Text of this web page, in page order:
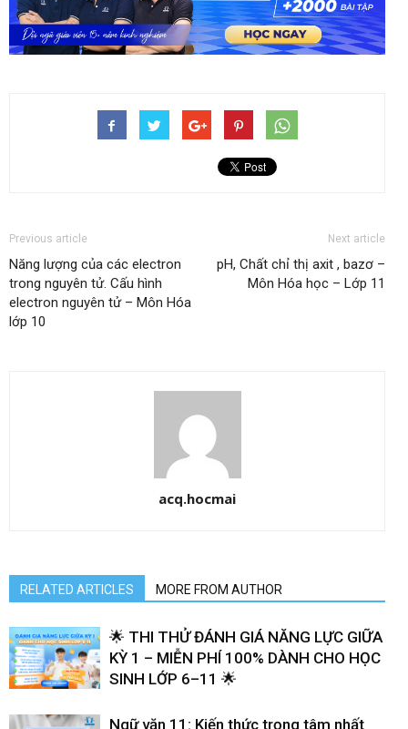
Previous article
Năng lượng của các electron
trong nguyên tử. Cấu hình
electron nguyên tử – Môn Hóa
lớp 10
Next article
pH, Chất chỉ thị axit , bazơ –
Môn Hóa học – Lớp 11
acq.hocmai
RELATED ARTICLES MORE FROM AUTHOR
🌟 THI THỬ ĐÁNH GIÁ NĂNG LỰC GIỮA
KỲ 1 – MIỄN PHÍ 100% DÀNH CHO HỌC
SINH LỚP 6–11 🌟
Ngữ văn 11: Kiến thức trọng tâm nhất